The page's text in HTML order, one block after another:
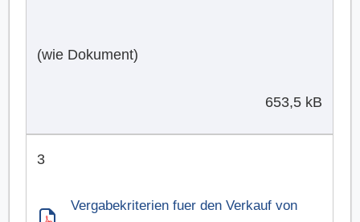
(wie Dokument)
653,5 kB
3
Vergabekriterien fuer den Verkauf von